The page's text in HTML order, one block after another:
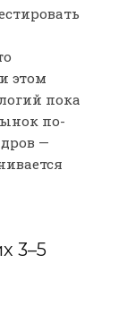
этом
пока
по-
—
3–5